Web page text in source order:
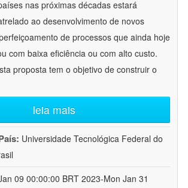
nas próximas décadas estará
ao desenvolvimento de novos
de processos que ainda hoje
com baixa eficiência ou com alto custo.
proposta tem o objetivo de construir o
leia mais
Universidade Tecnológica Federal do
09 00:00:00 BRT 2023-Mon Jan 31